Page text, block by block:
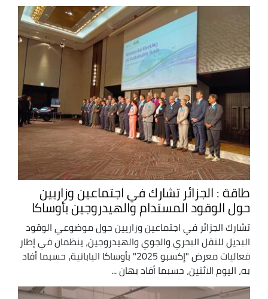
طاقة : الجزائر تشارك في اجتماعين وزاريين
حول الوقود المستدام والهيدروجين بأوساكا
تشارك الجزائر في اجتماعين وزاريين حول موضوعي الوقود
البديل للنقل البحري والجوي والهيدروجين، ينظمان في إطار
فعاليات معرض "إكسبو 2025" بأوساكا اليابانية، حسبما أفاد
به، اليوم الاثنين، حسبما أفاد بهان ...